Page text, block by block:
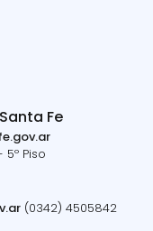
Fe
Piso
(0342) 4505842